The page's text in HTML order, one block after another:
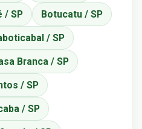
/ SP Botucatu / SP
/ SP
Branca / SP
/ SP
/ SP